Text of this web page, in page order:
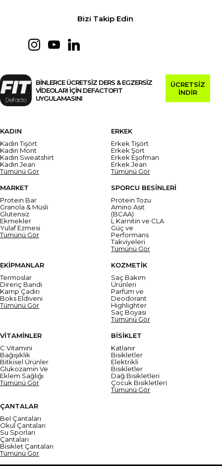
Bizi Takip Edin
BİNLERCE ÜCRETSİZ DERS & EGZERSİZ
VİDEOLARI İÇİN DEFACTOFIT
UYGULAMASINI
ÜCRETSİZ
İNDİR
KADIN
Kadın Tişört
Kadın Mont
Kadın Sweatshirt
Kadın Jean
Tümünü Gör
ERKEK
Erkek Tişört
Erkek Şort
Erkek Eşofman
Erkek Jean
Tümünü Gör
MARKET
Protein Bar
Granola & Müsli
Glutensiz
Ekmekler
Yulaf Ezmesi
Tümünü Gör
SPORCU BESİNLERİ
Protein Tozu
Amino Asit
(BCAA)
L Karnitin ve CLA
Güç ve
Performans
Takviyeleri
Tümünü Gör
EKİPMANLAR
Termoslar
Direnç Bandı
Kamp Çadırı
Boks Eldiveni
Tümünü Gör
KOZMETİK
Saç Bakım
Ürünleri
Parfüm ve
Deodorant
Highlighter
Saç Boyası
Tümünü Gör
VİTAMİNLER
C Vitamini
Bağışıklık
Bitkisel Ürünler
Glukozamin Ve
Eklem Sağlığı
Tümünü Gör
BİSİKLET
Katlanır
Bisikletler
Elektrikli
Bisikletler
Dağ Bisikletleri
Çocuk Bisikletleri
Tümünü Gör
ÇANTALAR
Bel Çantaları
Okul Çantaları
Su Sporları
Çantaları
Bisiklet Çantaları
Tümünü Gör